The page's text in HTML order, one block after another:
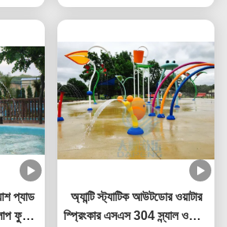
প্যাড
ফুল
অ্যান্টি স্ট্যাটিক আউটডোর ওয়াটার
স্প্রিংকার এসএস 304 স্ন্যাল ওয়াটার